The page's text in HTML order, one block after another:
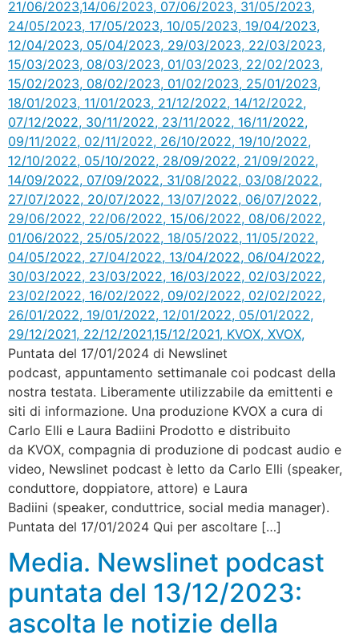
Puntata del 17/01/2024 di Newslinet
podcast, appuntamento settimanale coi podcast della
nostra testata. Liberamente utilizzabile da emittenti e
siti di informazione. Una produzione KVOX a cura di
Carlo Elli e Laura Badiini Prodotto e distribuito
da KVOX, compagnia di produzione di podcast audio e
video, Newslinet podcast è letto da Carlo Elli (speaker,
conduttore, doppiatore, attore) e Laura
Badiini (speaker, conduttrice, social media manager).
Puntata del 17/01/2024 Qui per ascoltare […]
Media. Newslinet podcast
puntata del 13/12/2023:
ascolta le notizie della